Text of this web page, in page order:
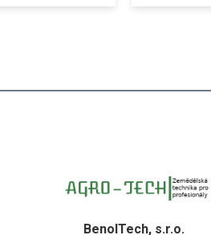
BenolTech, s.r.o.